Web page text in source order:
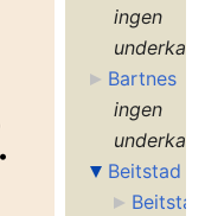
•
ingen
Bartnes
ingen
Beitstad
Beitstad